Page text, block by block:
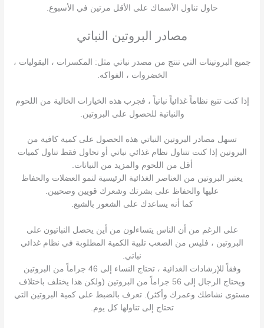
حاول تناول الأسماك على الأقل مرتين في الأسبوع.
مصادر البروتين النباتي
جميع البروتينات التي تنتج من مصدر نباتي مثل: المكسرات ، البقوليات ،
الخضروات ، الفواكه.
إذا كنت تتبع نظاماً غذائياً نباتياً ، فجرب هذه الخيارات الخالية من اللحوم
والنباتية للحصول على البروتين.
تسهل مصادر البروتين النباتي هذه الحصول على كمية كافية من
البروتين إذا كنت تتناول نظام غذائي نباتي أو تحاول فقط تناول كميات
أقل من اللحوم والمزيد من النباتات.
يعتبر البروتين من العناصر الغذائية الرئيسية لنمو العضلات والحفاظ
عليها والحفاظ على بشرتك وشعرك قويين وصحيين.
كما أنه يساعدك على الشعور بالشبع.
على الرغم من أن الناس يتساءلون من أين يحصل النباتيون على
البروتين ، فليس من الصعب تلبية الكمية المطلوبة في نظام غذائي
نباتي.
وفقاً للإرشادات الغذائية ، تحتاج النساء إلى 46 جراماً من البروتين
ويحتاج الرجال إلى 56 جراماً من البروتين (ولكن هذا يختلف باختلاف
مستوى نشاطك وعمرك وأكثر). تعرف بالضبط على كمية البروتين التي
تحتاج إلى تناولها كل يوم.